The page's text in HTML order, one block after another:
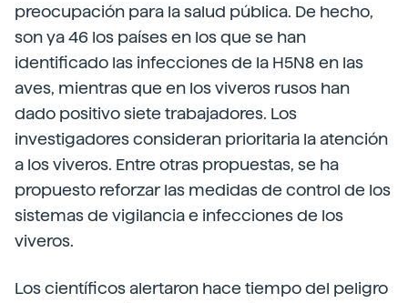
preocupación para la salud pública. De hecho,
son ya 46 los países en los que se han
identificado las infecciones de la H5N8 en las
aves, mientras que en los viveros rusos han
dado positivo siete trabajadores. Los
investigadores consideran prioritaria la atención
a los viveros. Entre otras propuestas, se ha
propuesto reforzar las medidas de control de los
sistemas de vigilancia e infecciones de los
viveros.
Los científicos alertaron hace tiempo del peligro